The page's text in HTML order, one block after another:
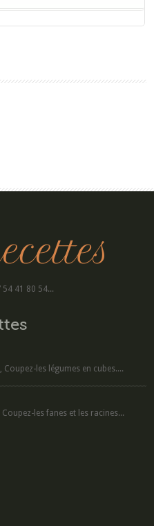
54 41 80 54...
Coupez-les légumes en cubes....
les fanes et les racines...